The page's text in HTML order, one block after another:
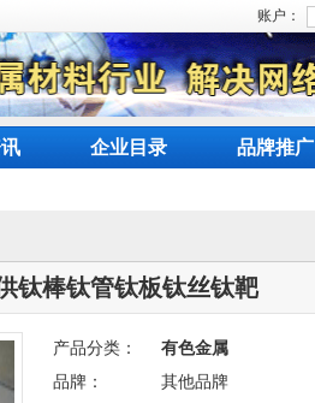
账户：
企业目录 品牌推广
钛棒钛管钛板钛丝钛靶
产品分类：
有色金属
品牌：
其他品牌